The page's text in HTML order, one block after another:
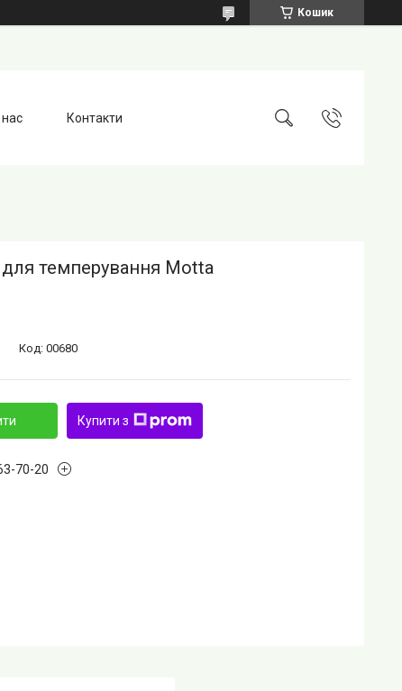
Кошик
Контакти
для темперування Motta
Код: 00680
Купити з
70-20